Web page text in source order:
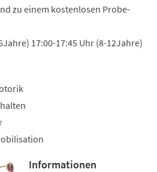
zu einem kostenlosen Probe-
17:00-17:45 Uhr (8-12Jahre)
Informationen